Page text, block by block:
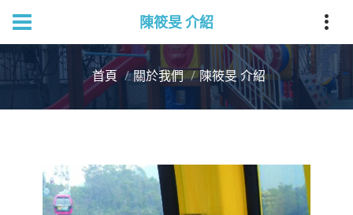
陳筱旻 介紹
首頁 關於我們 陳筱旻 介紹